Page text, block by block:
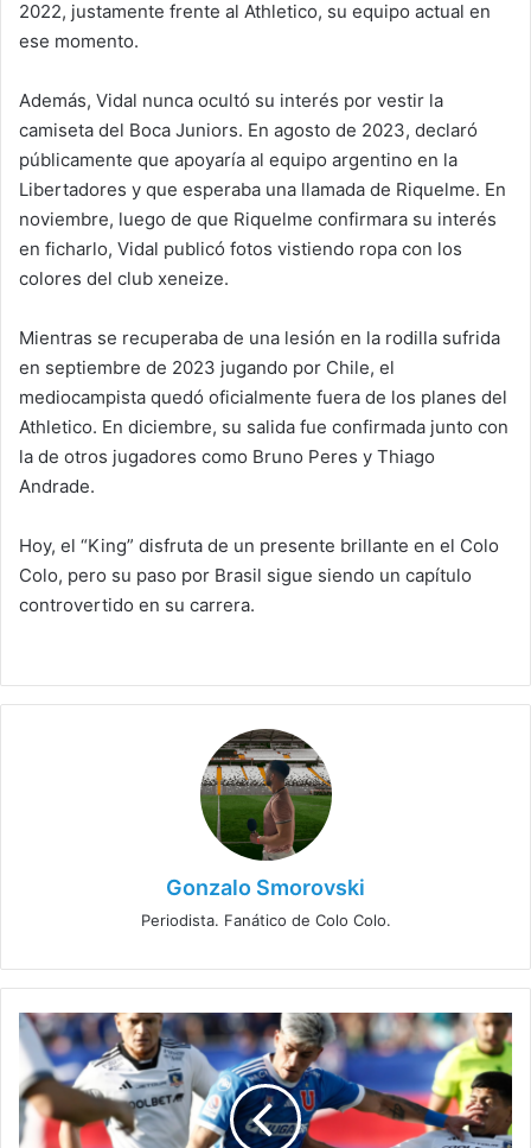
2022, justamente frente al Athletico, su equipo actual en
ese momento.
Además, Vidal nunca ocultó su interés por vestir la
camiseta del Boca Juniors. En agosto de 2023, declaró
públicamente que apoyaría al equipo argentino en la
Libertadores y que esperaba una llamada de Riquelme. En
noviembre, luego de que Riquelme confirmara su interés
en ficharlo, Vidal publicó fotos vistiendo ropa con los
colores del club xeneize.
Mientras se recuperaba de una lesión en la rodilla sufrida
en septiembre de 2023 jugando por Chile, el
mediocampista quedó oficialmente fuera de los planes del
Athletico. En diciembre, su salida fue confirmada junto con
la de otros jugadores como Bruno Peres y Thiago
Andrade.
Hoy, el “King” disfruta de un presente brillante en el Colo
Colo, pero su paso por Brasil sigue siendo un capítulo
controvertido en su carrera.
Gonzalo Smorovski
Periodista. Fanático de Colo Colo.
¿Por
qué
cambian
formato
de